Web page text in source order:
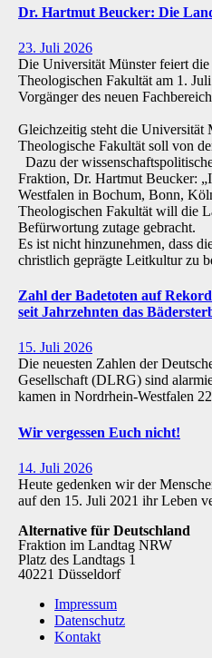
Dr. Hartmut Beucker: Die
23. Juli 2026
Die Universität Münster feiert
Theologischen Fakultät am 1.
Vorgänger des neuen
Gleichzeitig steht die Universität
Theologische Fakultät soll von
Dazu der
Fraktion, Dr. Hartmut Beucker:
Westfalen in Bochum, Bonn,
Theologischen Fakultät will die
Befürwortung zutage gebracht.
Es ist nicht hinzunehmen, dass
christlich geprägte Leitkultur zu
Zahl der Badetoten auf
seit Jahrzehnten das
15. Juli 2026
Die neuesten Zahlen der
Gesellschaft (DLRG) sind
kamen in Nordrhein-Westfalen
Wir vergessen Euch nicht!
14. Juli 2026
Heute gedenken wir der
auf den 15. Juli 2021 ihr Leben
Alternative für Deutschland
Fraktion im Landtag NRW
Platz des Landtags 1
40221 Düsseldorf
Impressum
Datenschutz
Kontakt